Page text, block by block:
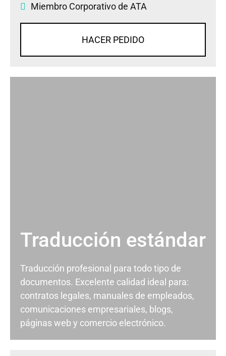
Miembro Corporativo de ATA
HACER PEDIDO
Traducción estándar
Traducción profesional para todo tipo de
documentos. Excelente calidad ideal para:
contratos legales, manuales de empleados,
comunicaciones empresariales, blogs,
páginas web y comercio electrónico.